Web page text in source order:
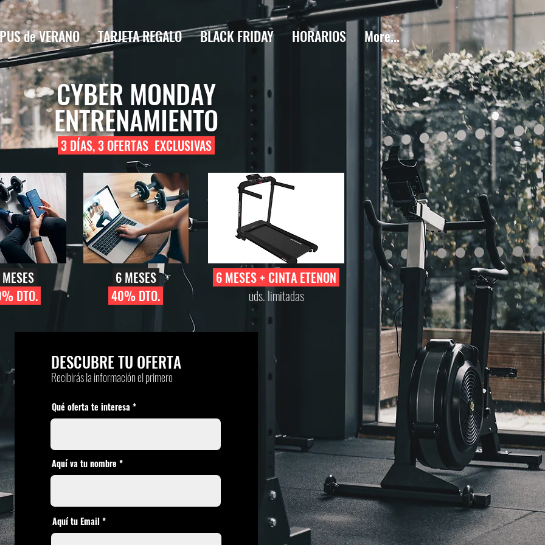
de VERANO TARJETA REGALO BLACK FRIDAY HORARIOS More...
CYBER MONDAY
ENTRENAMIENTO
3 DÍAS, 3 OFERTAS EXCLUSIVAS
DTO.
6 MESES
40% DTO.
6 MESES+ CINTA ETENON
uds. limitadas
DESCUBRE TU OFERTA
Recibirás la información el primero
Qué oferta te interesa
Aquí va tu nombre
Aquí tu Email